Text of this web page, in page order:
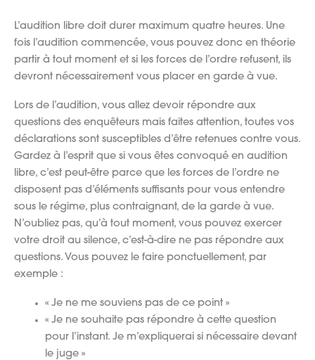
L’audition libre doit durer maximum quatre heures. Une
fois l’audition commencée, vous pouvez donc en théorie
partir à tout moment et si les forces de l’ordre refusent, ils
devront nécessairement vous placer en garde à vue.
Lors de l’audition, vous allez devoir répondre aux
questions des enquêteurs mais faites attention, toutes vos
déclarations sont susceptibles d’être retenues contre vous.
Gardez à l’esprit que si vous êtes convoqué en audition
libre, c’est peut-être parce que les forces de l’ordre ne
disposent pas d’éléments suffisants pour vous entendre
sous le régime, plus contraignant, de la garde à vue.
N’oubliez pas, qu’à tout moment, vous pouvez exercer
votre droit au silence, c’est-à-dire ne pas répondre aux
questions. Vous pouvez le faire ponctuellement, par
exemple :
« Je ne me souviens pas de ce point »
« Je ne souhaite pas répondre à cette question
pour l’instant. Je m’expliquerai si nécessaire devant
le juge »